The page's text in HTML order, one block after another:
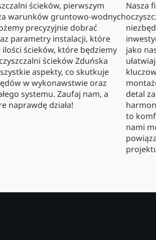
ścieków, pierwszym
warunków gruntowo-wodnych
precyzyjnie dobrać
parametry instalacji, które
ścieków, które będziemy
ścieków Zduńska
aspekty, co skutkuje
w wykonawstwie oraz
systemu. Zaufaj nam, a
naprawdę działa!
Nasza
jako
detal
to
nami